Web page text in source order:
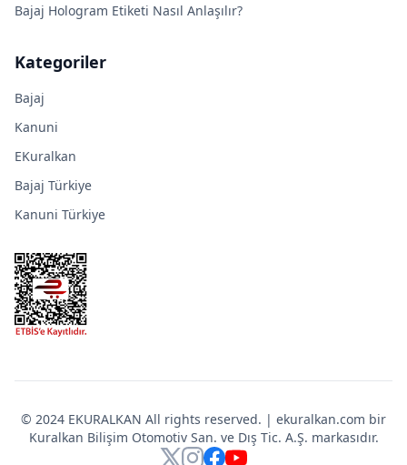
Bajaj Hologram Etiketi Nasıl Anlaşılır?
Kategoriler
Bajaj
Kanuni
EKuralkan
Bajaj Türkiye
Kanuni Türkiye
© 2024 EKURALKAN All rights reserved. | ekuralkan.com bir
Kuralkan Bilişim Otomotiv San. ve Dış Tic. A.Ş. markasıdır.